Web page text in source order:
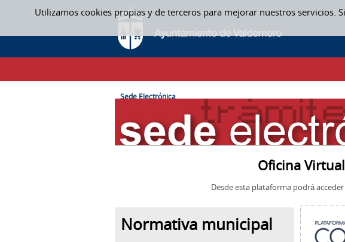
Utilizamos cookies propias y de terceros para mejorar nuestros servicios.
Saltar al contenido
SEDE ELECTRÓNICA
CAMINO DE MIGAS
Sede Electrónica
Oficina
Desde esta plataforma podrá
Normativa municipal